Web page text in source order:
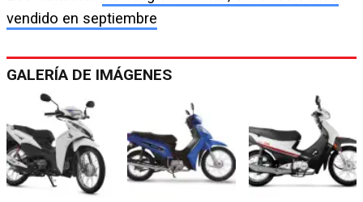
vendido en septiembre
GALERÍA DE IMÁGENES